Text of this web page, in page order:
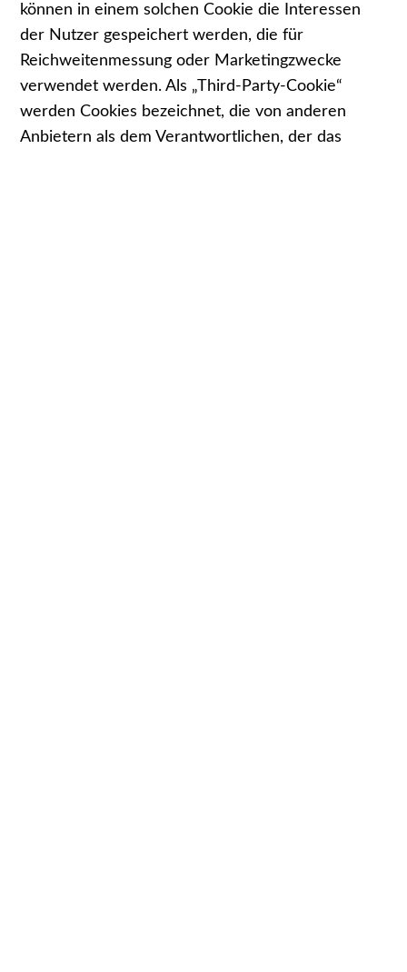
können in einem solchen Cookie die Interessen
der Nutzer gespeichert werden, die für
Reichweitenmessung oder Marketingzwecke
verwendet werden. Als „Third-Party-Cookie“
werden Cookies bezeichnet, die von anderen
Anbietern als dem Verantwortlichen, der das